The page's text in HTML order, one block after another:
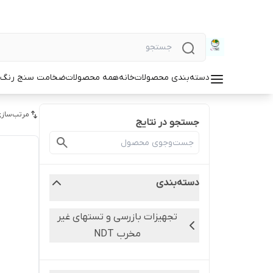
دسته‌بندی محصولاتخانههمه محصولاتضخامت سنج رنگ
جستجو در نتایج
دسته‌بندی
تجهیزات بازرسی و تستهای غیر
مخرب NDT